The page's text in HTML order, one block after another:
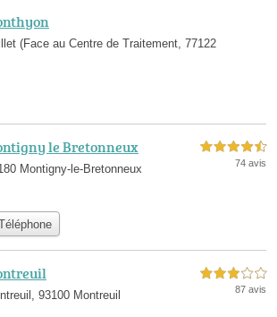
(Face au Centre de Traitement, 77122
le Bretonneux
Montigny-le-Bretonneux
4,5 étoiles sur 5
74 avis
93100 Montreuil
3,0 étoiles sur 5
87 avis